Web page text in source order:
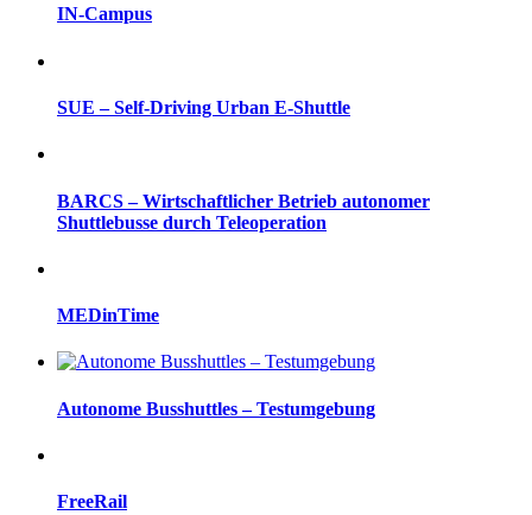
IN-Campus
SUE – Self-Driving Urban E-Shuttle
BARCS – Wirtschaftlicher Betrieb autonomer
Shuttlebusse durch Teleoperation
MEDinTime
Autonome Busshuttles – Testumgebung
FreeRail